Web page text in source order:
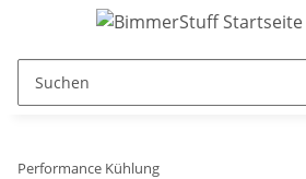
Performance Kühlung